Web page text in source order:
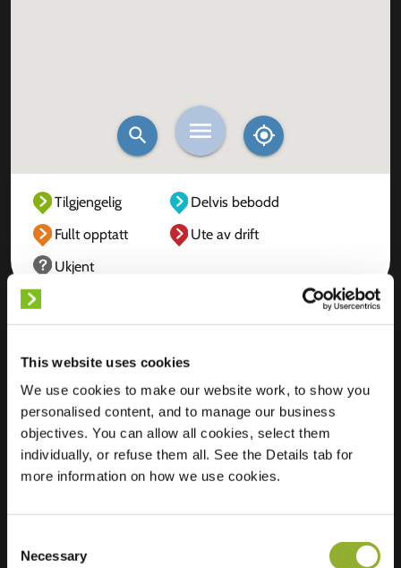
This website uses cookies
We use cookies to make our website work, to show you
personalised content, and to manage our business
objectives. You can allow all cookies, select them
individually, or refuse them all. See the Details tab for
more information on how we use cookies.
Selection
Necessary
Tilgjengelig
Delvis bebodd
Fullt opptatt
Ute av drift
Ukjent
Sted
P.Buismanstraat 57
F
8151 BE Lemelerveld
Nederland